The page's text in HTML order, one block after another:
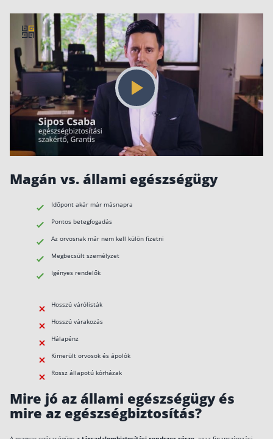
Magán egészségbiztosítás 💊
Betegbiztosítás
Egészségpénztár – Spórolj évi akár 150 ezer
forintot
Egészségbiztosítás kalkulátor
Befektetés
Állampapír
Részvény vásárlás
Befektetési alapok
TBSZ számla
Gyermek megtakarítás
Lakástakarék
Hitel
Lakáshitel
Magán vs. állami egészségügy
Időpont akár már másnapra
Pontos betegfogadás
Az orvosnak már nem kell külön fizetni
Megbecsült személyzet
Igényes rendelők
Hosszú várólisták
Hosszú várakozás
Hálapénz
Kimerült orvosok és ápolók
Rossz állapotú kórházak
Mire jó az állami egészségügy és
mire az egészségbiztosítás?